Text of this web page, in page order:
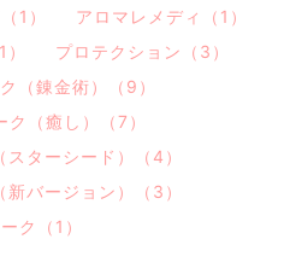
1）
アロマレメディ（1）
プロテクション（3）
（錬金術）（9）
ク（癒し）（7）
ターシード）（4）
バージョン）（3）
ク（1）